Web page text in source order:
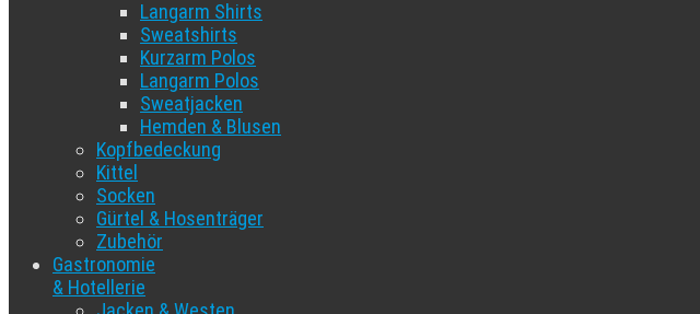
Langarm Shirts
Sweatshirts
Kurzarm Polos
Langarm Polos
Sweatjacken
Hemden & Blusen
Kopfbedeckung
Kittel
Socken
Gürtel & Hosenträger
Zubehör
Gastronomie
& Hotellerie